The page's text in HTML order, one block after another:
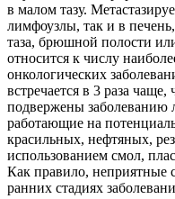
в малом тазу.
лимфоузлы, так и в
таза, брюшной полости
относится к числу
онкологических
встречается в 3 раза
подвержены заболеванию
работающие на
красильных, нефтяных,
использованием смол,
Как правило, неприятные
ранних стадиях